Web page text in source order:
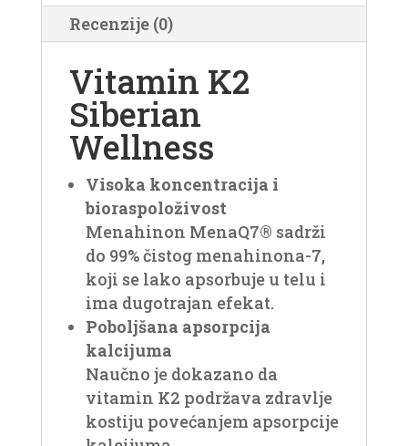
Recenzije (0)
Vitamin K2
Siberian
Wellness
Visoka koncentracija i
bioraspoloživost
Menahinon MenaQ7® sadrži
do 99% čistog menahinona-7,
koji se lako apsorbuje u telu i
ima dugotrajan efekat.
Poboljšana apsorpcija
kalcijuma
Naučno je dokazano da
vitamin K2 podržava zdravlje
kostiju povećanjem apsorpcije